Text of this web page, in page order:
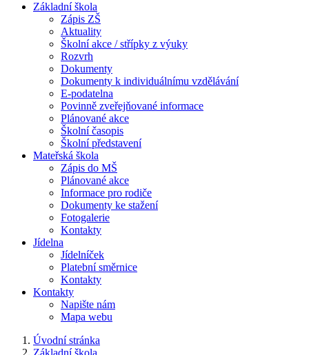
Základní škola
Zápis ZŠ
Aktuality
Školní akce / střípky z výuky
Rozvrh
Dokumenty
Dokumenty k individuálnímu vzdělávání
E-podatelna
Povinně zveřejňované informace
Plánované akce
Školní časopis
Školní představení
Mateřská škola
Zápis do MŠ
Plánované akce
Informace pro rodiče
Dokumenty ke stažení
Fotogalerie
Kontakty
Jídelna
Jídelníček
Platební směrnice
Kontakty
Kontakty
Napište nám
Mapa webu
Úvodní stránka
Základní škola